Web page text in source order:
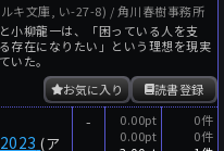
キ文庫, い-27-8) / 角川春樹事務所
小柳龍一は、「困っている人を支
存在になりたい」という理想を現実
いた。
読書登録
お気に入り
(ア
-
0.00pt
0.00pt
0件
0件